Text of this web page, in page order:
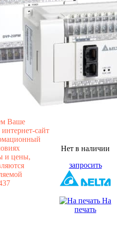
Ваше
сайт
и цены,
Нет в наличии
запросить
На
печать